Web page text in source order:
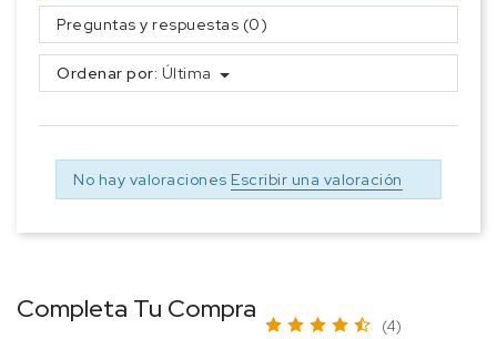
Preguntas y respuestas (0)
Ordenar por: Última
No hay valoraciones Escribir una valoración
Completa Tu Compra
(4)